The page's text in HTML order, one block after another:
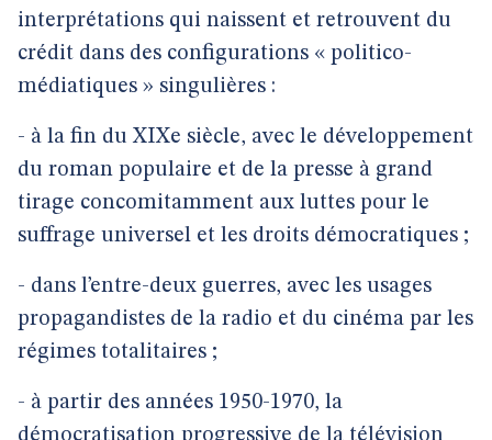
interprétations qui naissent et retrouvent du
crédit dans des configurations « politico-
médiatiques » singulières :
- à la fin du XIXe siècle, avec le développement
du roman populaire et de la presse à grand
tirage concomitamment aux luttes pour le
suffrage universel et les droits démocratiques ;
- dans l’entre-deux guerres, avec les usages
propagandistes de la radio et du cinéma par les
régimes totalitaires ;
- à partir des années 1950-1970, la
démocratisation progressive de la télévision